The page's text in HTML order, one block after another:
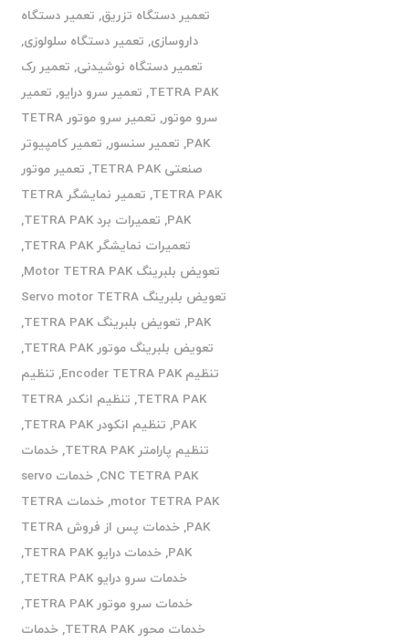
تعمیر دستگاه تزریق, تعمیر دستگاه
داروسازی, تعمیر دستگاه سلولوزی,
تعمیر دستگاه نوشیدنی, تعمیر رک
TETRA PAK
, تعمیر سرو درایو, تعمیر
سرو موتور,
تعمیر سرو موتور TETRA
PAK
, تعمیر سنسور, تعمیر کامپیوتر
صنعتی TETRA PAK
, تعمیر موتور
TETRA PAK
,
تعمیر نمایشگر TETRA
PAK
, تعمیرات برد TETRA PAK
,
تعمیرات نمایشگر TETRA PAK
,
تعویض بلبرینگ Motor TETRA PAK
,
تعویض بلبرینگ Servo motor TETRA
PAK
, تعویض بلبرینگ TETRA PAK
,
تعویض بلبرینگ موتور TETRA PAK
,
تنظیم Encoder TETRA PAK
, تنظیم
TETRA PAK
,
تنظیم انکدر TETRA
PAK
, تنظیم انکودر TETRA PAK
,
تنظیم پارامتر TETRA PAK
,خدمات
CNC TETRA PAK
,
خدمات servo
motor TETRA PAK
,
خدمات TETRA
PAK
,
خدمات پس از فروش TETRA
PAK
,خدمات درایو TETRA PAK
,
خدمات سرو درایو TETRA PAK
,
خدمات سرو موتور TETRA PAK
,
خدمات محور TETRA PAK
,خدمات